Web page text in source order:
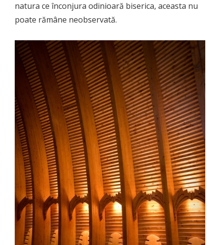
natura ce înconjura odinioară biserica, aceasta nu
poate rămâne neobservată.